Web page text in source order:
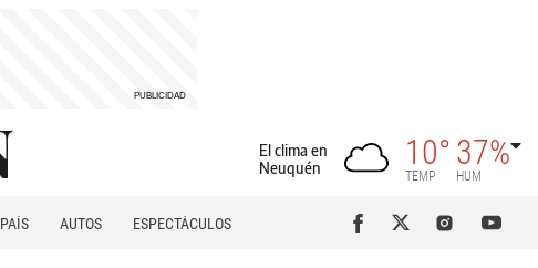
El clima en
Neuquén
10°
TEMP
37%
HUM
PAÍS AUTOS
ESPECTÁCULOS